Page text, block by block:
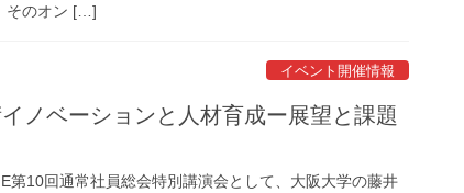
そのオン […]
イベント開催情報
ノベーションと人材育成ー展望と課題
第10回通常社員総会特別講演会として、大阪大学の藤井